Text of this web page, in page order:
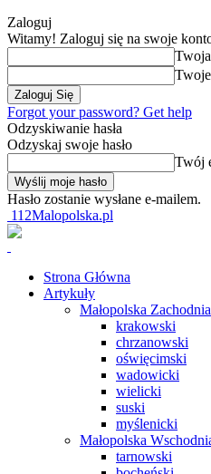
Zaloguj
Witamy! Zaloguj się na swoje
Twoje
Forgot your password? Get help
Odzyskiwanie hasła
Odzyskaj swoje hasło
Twój
Hasło zostanie wysłane e-mailem.
112Malopolska.pl
Strona Główna
Artykuły
Małopolska Zachodnia
krakowski
chrzanowski
oświęcimski
wadowicki
wielicki
suski
myślenicki
Małopolska
tarnowski